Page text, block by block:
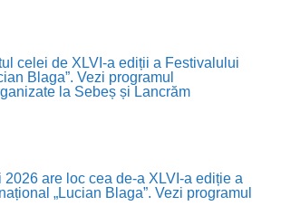
celei de XLVI-a ediții a Festivalului
Blaga”. Vezi programul
la Sebeș și Lancrăm
2026 are loc cea de-a XLVI-a ediție a
„Lucian Blaga”. Vezi programul